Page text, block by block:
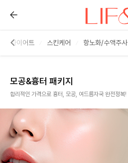
모공/흉터 :: 리프앤의원 창원점
형/다이어트 스킨케어 항노화/수액주사
모공&흉터 패키지
합리적인 가격으로 흉터, 모공, 여드름자국 완전정복!